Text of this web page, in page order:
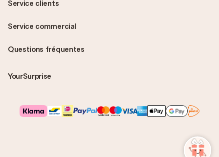
Questions fréquentes
YourSurprise
Service clients
Service commercial